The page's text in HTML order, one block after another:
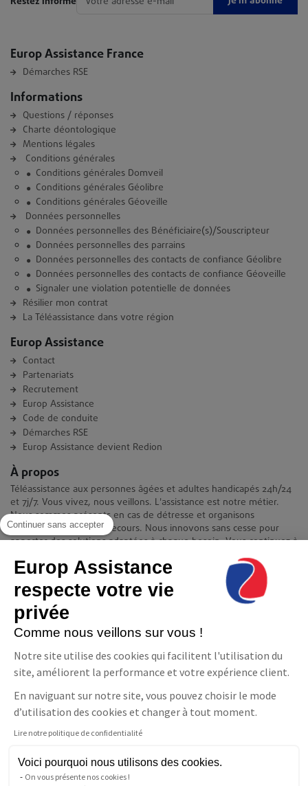
Continuer sans accepter
Europ Assistance
respecte votre vie
privée
Comme nous veillons sur vous !
Notre site utilise des cookies qui facilitent l'utilisation du
site, améliorent la performance et votre expérience client.
En naviguant sur notre site, vous pouvez choisir le mode
d’utilisation des cookies et changer à tout moment.
Lire notre politique de confidentialité
Voici pourquoi nous utilisons des cookies.
On vous présente nos cookies !
Europ Assistance France
Démarches RSE
Informations
Questions / réponses
Charte déontologique
Mentions légales
Conditions générales
Conditions générales Domveil
Conditions générales Géolibre
Conditions générales Géoveille
Données personnelles
Données personnelles des Bénéficiaire(s)/Souscripteur
Données personnelles des parrains
Données personnelles des contacts de confiance Géolibre
Données personnelles des contacts de confiance Géoveille
Signaler une violation potentielle de données
Résilier mon contrat
La Téléassistance dans votre région
Europ Assistance
Contact
Partenariats
Recrutement
Europ Assistance
Code de conduite
Démarches RSE
Europ Assistance devient Redion
À propos
Téléassistance aux personnes âgées et adultes handicapés 24h/24
et 7j/7. Vous vivez, nous veillons. L'assistance est notre métier.
Nous sommes présents en cas de détresse et organisons
immédiatement votre secours. Nous innovons sans cesse pour
apporter des solutions adaptées à chaque besoin. Vous continuez à
Contact
Europ Assistance La Téléassistance
11-17 avenue François Mitterrand 93210 Saint-Denis
08 06 23 10 10(prix d'un appel local)
NOUS CONTACTER
Suivez-nous
Facebook
LinkedInYouTube